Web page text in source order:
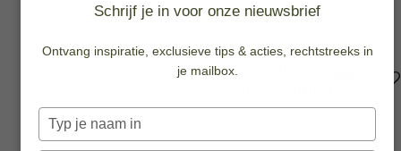
Schrijf je in voor onze nieuwsbrief
Ontvang inspiratie, exclusieve tips & acties, rechtstreeks in
je mailbox.
Typ
je
€ 12,20€ 24,40